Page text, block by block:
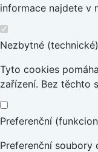
informace najdete v
Nezbytné (technické)
Tyto cookies
zařízení. Bez těchto
Preferenční
Preferenční